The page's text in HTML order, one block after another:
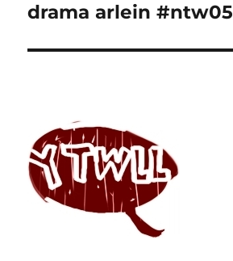
nesaf:
drama arlein #ntw05